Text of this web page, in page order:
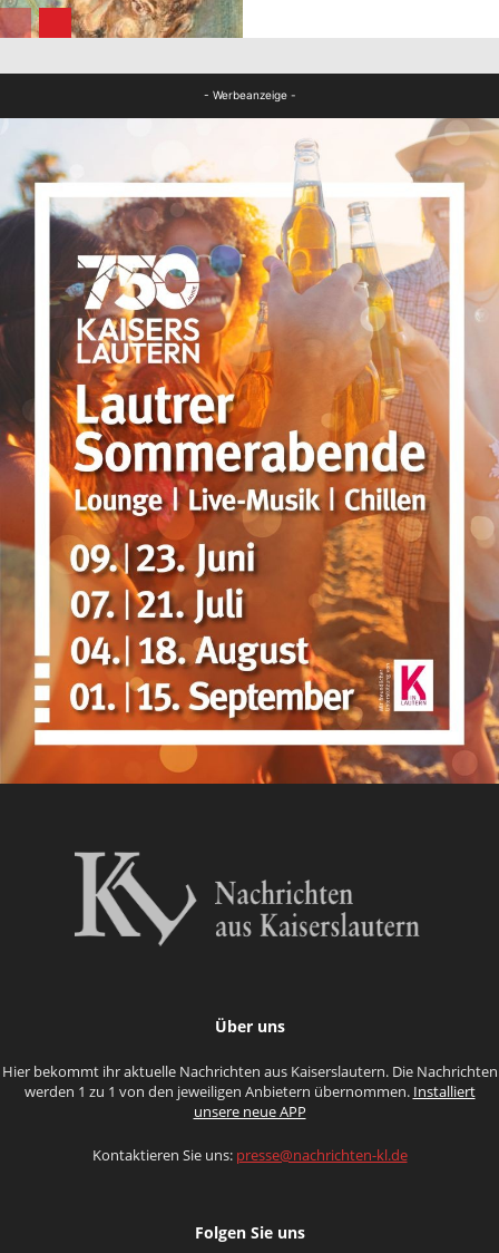
- Werbeanzeige -
Über uns
Hier bekommt ihr aktuelle Nachrichten aus Kaiserslautern. Die Nachrichten
werden 1 zu 1 von den jeweiligen Anbietern übernommen. Installiert
unsere neue APP
Kontaktieren Sie uns: presse@nachrichten-kl.de
Folgen Sie uns